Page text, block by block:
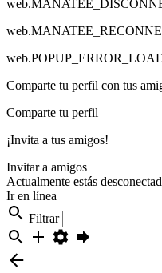
Comparte tu perfil con tus
Comparte tu perfil
¡Invita a tus amigos!
Invitar a amigos
Actualmente estás
Ir en línea
Filtrar